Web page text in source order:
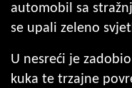
automobil sa
se upali zeleno
U nesreći je
kuka te trzajne